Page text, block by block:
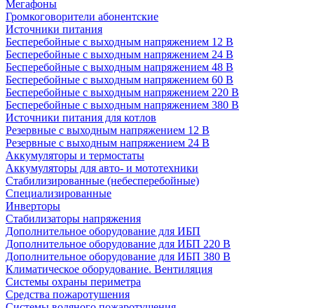
Мегафоны
Громкоговорители абонентские
Источники питания
Бесперебойные с выходным напряжением 12 В
Бесперебойные с выходным напряжением 24 В
Бесперебойные с выходным напряжением 48 В
Бесперебойные с выходным напряжением 60 В
Бесперебойные с выходным напряжением 220 В
Бесперебойные с выходным напряжением 380 В
Источники питания для котлов
Резервные с выходным напряжением 12 В
Резервные с выходным напряжением 24 В
Аккумуляторы и термостаты
Аккумуляторы для авто- и мототехники
Стабилизированные (небесперебойные)
Специализированные
Инверторы
Стабилизаторы напряжения
Дополнительное оборудование для ИБП
Дополнительное оборудование для ИБП 220 В
Дополнительное оборудование для ИБП 380 В
Климатическое оборудование. Вентиляция
Системы охраны периметра
Средства пожаротушения